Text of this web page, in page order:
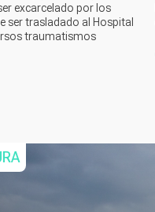
excarcelado por los
ser trasladado al Hospital
traumatismos